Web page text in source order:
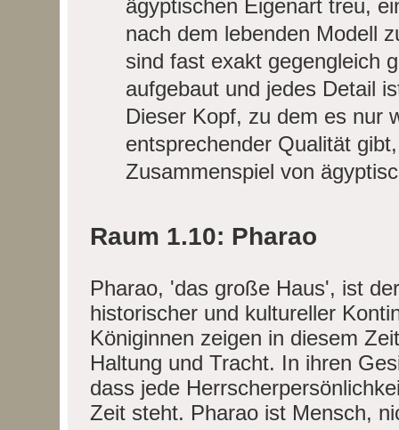
ägyptischen Eigenart treu,
nach dem lebenden Modell
sind fast exakt gegengleich
aufgebaut und jedes Detail
Dieser Kopf, zu dem es nur
entsprechender Qualität
Zusammenspiel von
Raum 1.10: Pharao
Pharao, 'das große Haus', ist
historischer und kultureller
Königinnen zeigen in diesem
Haltung und Tracht. In ihren
dass jede
Zeit steht. Pharao ist Mensch,